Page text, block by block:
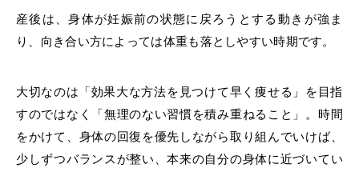
産後は、身体が妊娠前の状態に戻ろうとする動きが強ま
り、向き合い方によっては体重も落としやすい時期です。
大切なのは「効果大な方法を見つけて早く痩せる」を目指
すのではなく「無理のない習慣を積み重ねること」。時間
をかけて、身体の回復を優先しながら取り組んでいけば、
少しずつバランスが整い、本来の自分の身体に近づいてい